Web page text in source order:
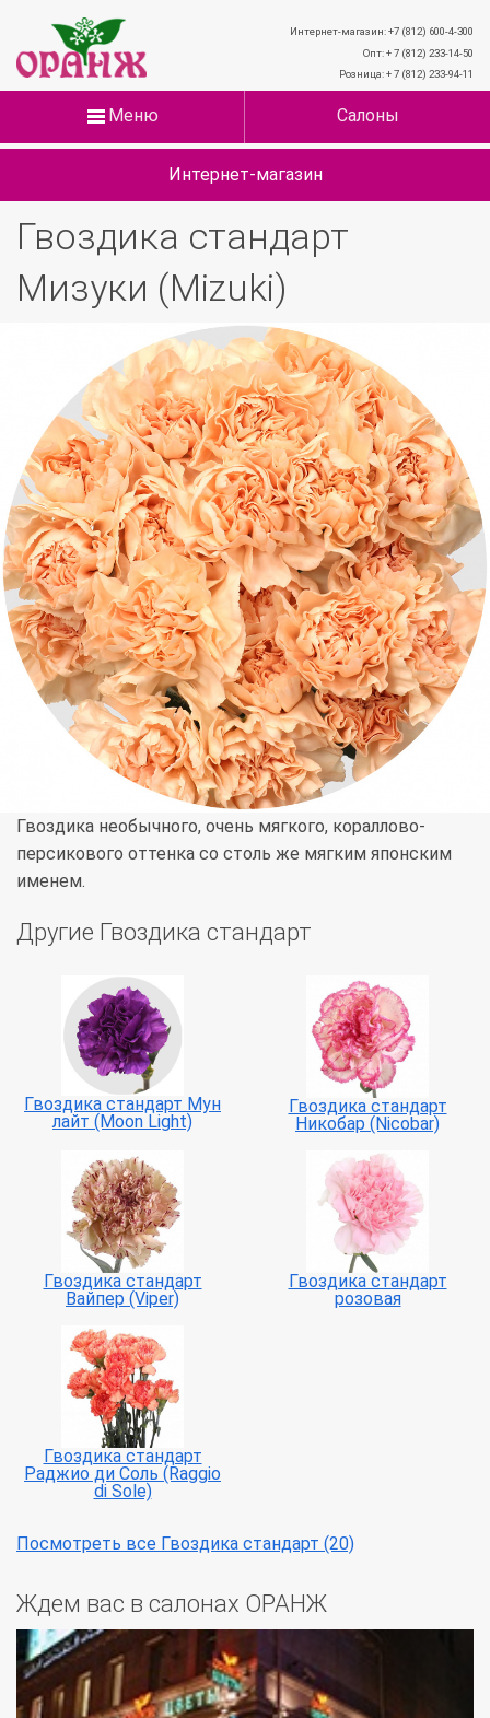
Интернет-магазин: +7 (812) 600-4-300
Опт: + 7 (812) 233-14-50
Розница: + 7 (812) 233-94-11
Меню Салоны
Интернет-магазин
Гвоздика стандарт
Мизуки (Mizuki)
Гвоздика необычного, очень мягкого, кораллово-
персикового оттенка со столь же мягким японским
именем.
Другие Гвоздика стандарт
Гвоздика стандарт Мун
лайт (Moon Light)
Гвоздика стандарт
Никобар (Nicobar)
Гвоздика стандарт
Вайпер (Viper)
Гвоздика стандарт
розовая
Гвоздика стандарт
Раджио ди Соль (Raggio
di Sole)
Посмотреть все Гвоздика стандарт (20)
Ждем вас в салонах ОРАНЖ